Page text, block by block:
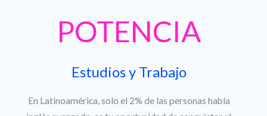
POTENCIA
Estudios y Trabajo
En Latinoamérica, solo el 2% de las personas habla